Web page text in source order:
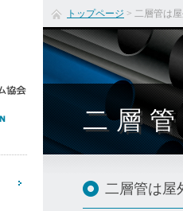
トップページ > 二層管は
二層
二層管は屋